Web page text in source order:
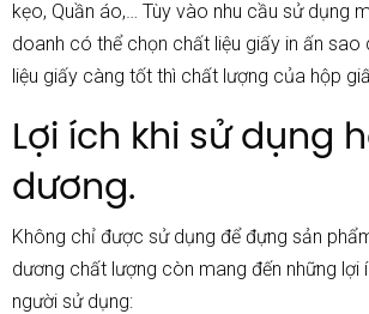
kẹo, Quần áo,… Tùy vào nhu cầu sử dụng
doanh có thể chọn chất liệu giấy in ấn sao
liệu giấy càng tốt thì chất lượng của hộp
Lợi ích khi sử dụng
dương.
Không chỉ được sử dụng để đựng sản
dương chất lượng còn mang đến những lợi
người sử dụng: